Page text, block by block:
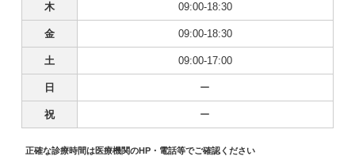
木 09:00-18:30
金 09:00-18:30
土 09:00-17:00
日 ー
祝 ー
正確な診療時間は医療機関のHP・電話等でご確認ください